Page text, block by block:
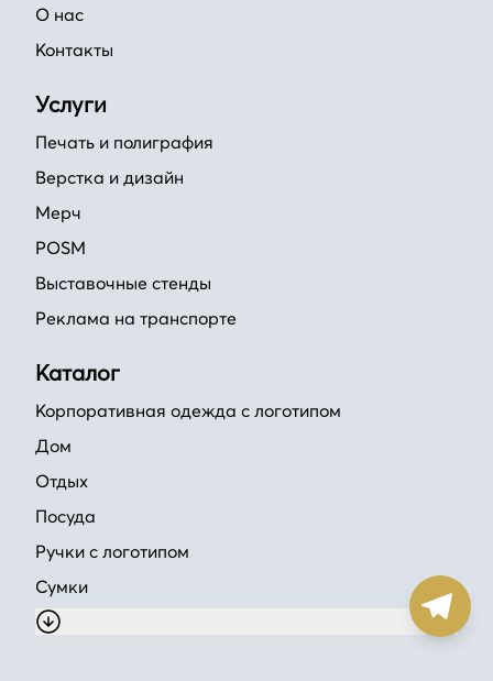
О нас
Контакты
Услуги
Печать и полиграфия
Верстка и дизайн
Мерч
POSM
Выставочные стенды
Реклама на транспорте
Каталог
Корпоративная одежда с логотипом
Дом
Отдых
Посуда
Ручки с логотипом
Сумки